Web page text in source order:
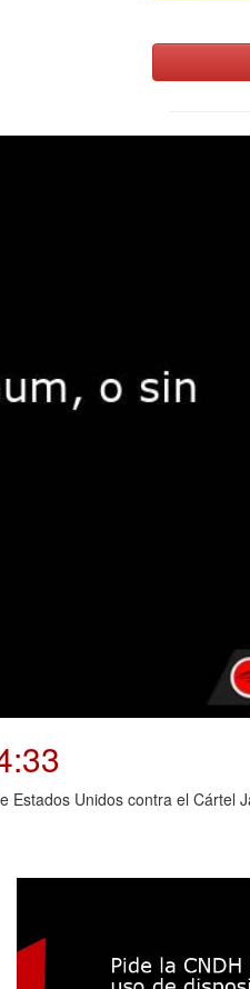
Unidos contra el Cártel